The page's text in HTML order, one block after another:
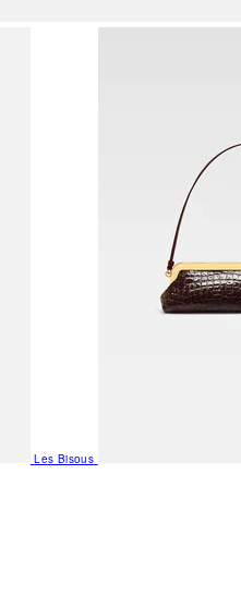
Les Bisous